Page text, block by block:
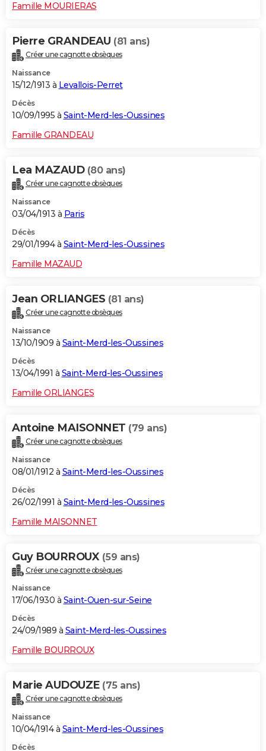
Famille MOURIERAS
Pierre GRANDEAU (81 ans)
Créer une cagnotte obsèques
Naissance
15/12/1913 à Levallois-Perret
Décès
10/09/1995 à Saint-Merd-les-Oussines
Famille GRANDEAU
Lea MAZAUD (80 ans)
Créer une cagnotte obsèques
Naissance
03/04/1913 à Paris
Décès
29/01/1994 à Saint-Merd-les-Oussines
Famille MAZAUD
Jean ORLIANGES (81 ans)
Créer une cagnotte obsèques
Naissance
13/10/1909 à Saint-Merd-les-Oussines
Décès
13/04/1991 à Saint-Merd-les-Oussines
Famille ORLIANGES
Antoine MAISONNET (79 ans)
Créer une cagnotte obsèques
Naissance
08/01/1912 à Saint-Merd-les-Oussines
Décès
26/02/1991 à Saint-Merd-les-Oussines
Famille MAISONNET
Guy BOURROUX (59 ans)
Créer une cagnotte obsèques
Naissance
17/06/1930 à Saint-Ouen-sur-Seine
Décès
24/09/1989 à Saint-Merd-les-Oussines
Famille BOURROUX
Marie AUDOUZE (75 ans)
Créer une cagnotte obsèques
Naissance
10/04/1914 à Saint-Merd-les-Oussines
Décès